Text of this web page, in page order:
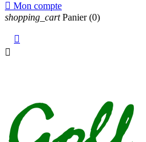
 Mon compte
shopping_cart Panier (0)

